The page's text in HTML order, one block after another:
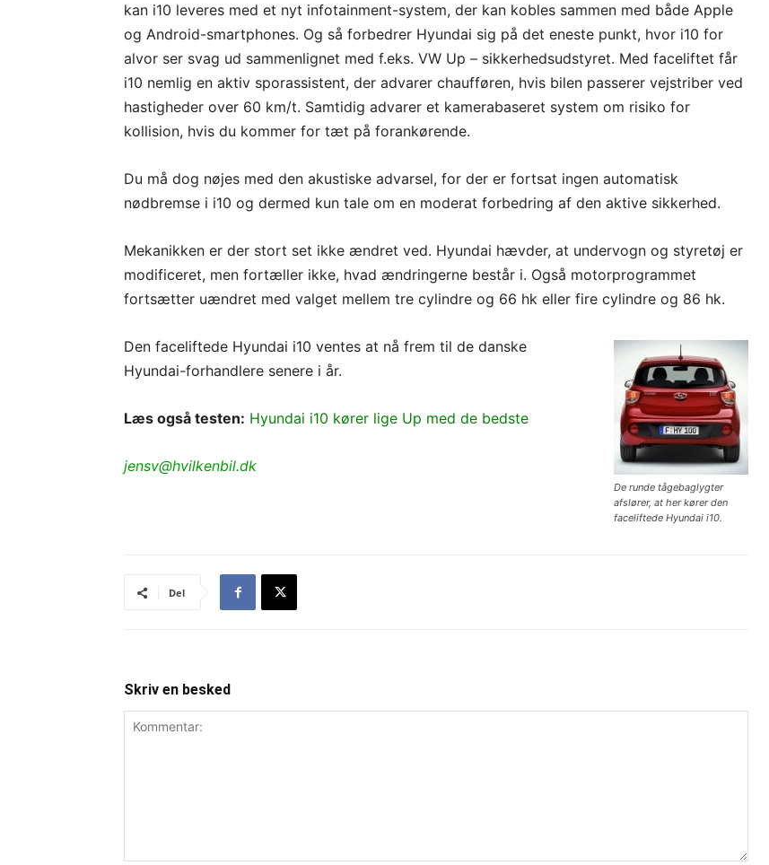
kan i10 leveres med et nyt infotainment-system, der kan kobles sammen med både Apple
og Android-smartphones. Og så forbedrer Hyundai sig på det eneste punkt, hvor i10 for
alvor ser svag ud sammenlignet med f.eks. VW Up – sikkerhedsudstyret. Med faceliftet får
i10 nemlig en aktiv sporassistent, der advarer chaufføren, hvis bilen passerer vejstriber ved
hastigheder over 60 km/t. Samtidig advarer et kamerabaseret system om risiko for
kollision, hvis du kommer for tæt på forankørende.
Du må dog nøjes med den akustiske advarsel, for der er fortsat ingen automatisk
nødbremse i i10 og dermed kun tale om en moderat forbedring af den aktive sikkerhed.
Mekanikken er der stort set ikke ændret ved. Hyundai hævder, at undervogn og styretøj er
modificeret, men fortæller ikke, hvad ændringerne består i. Også motorprogrammet
fortsætter uændret med valget mellem tre cylindre og 66 hk eller fire cylindre og 86 hk.
De runde tågebaglygter
afslører, at her kører den
faceliftede Hyundai i10.
Den faceliftede Hyundai i10 ventes at nå frem til de danske
Hyundai-forhandlere senere i år.
Læs også testen: Hyundai i10 kører lige Up med de bedste
jensv@hvilkenbil.dk
Del
Skriv en besked